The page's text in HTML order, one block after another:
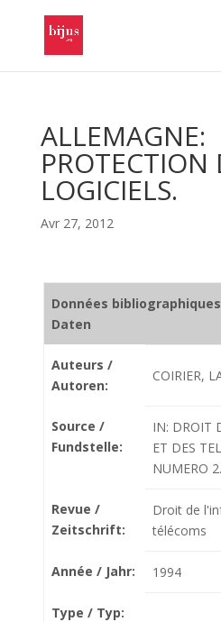
ALLEMAGNE:
PROTECTION
LOGICIELS.
Avr 27, 2012
Données
Daten
Auteurs /
Autoren:
COIRIER,
Source /
Fundstelle:
IN: DROIT
ET DES
NUMERO
Revue /
Zeitschrift:
Droit de
télécoms
Année / Jahr: 1994
Type / Typ: